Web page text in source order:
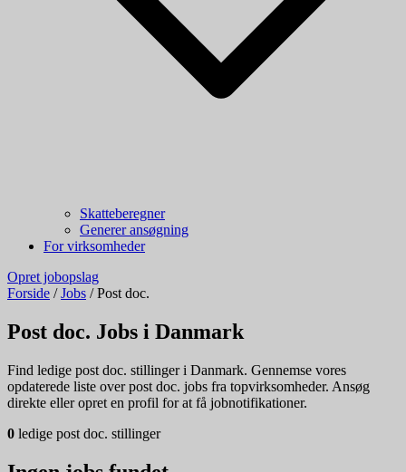
Skatteberegner
Generer ansøgning
For virksomheder
Opret jobopslag
Forside / Jobs / Post doc.
Post doc. Jobs i Danmark
Find ledige post doc. stillinger i Danmark. Gennemse vores
opdaterede liste over post doc. jobs fra topvirksomheder. Ansøg
direkte eller opret en profil for at få jobnotifikationer.
0 ledige post doc. stillinger